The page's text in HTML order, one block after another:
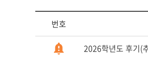
번호
2026학년도 후기(